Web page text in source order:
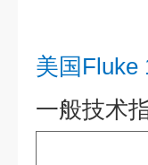
美国 Fluke
一般技术